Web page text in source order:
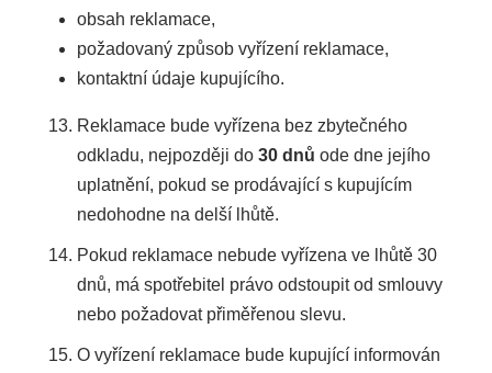
obsah reklamace,
požadovaný způsob vyřízení reklamace,
kontaktní údaje kupujícího.
Reklamace bude vyřízena bez zbytečného
odkladu, nejpozději do 30 dnů ode dne jejího
uplatnění, pokud se prodávající s kupujícím
nedohodne na delší lhůtě.
Pokud reklamace nebude vyřízena ve lhůtě 30
dnů, má spotřebitel právo odstoupit od smlouvy
nebo požadovat přiměřenou slevu.
O vyřízení reklamace bude kupující informován